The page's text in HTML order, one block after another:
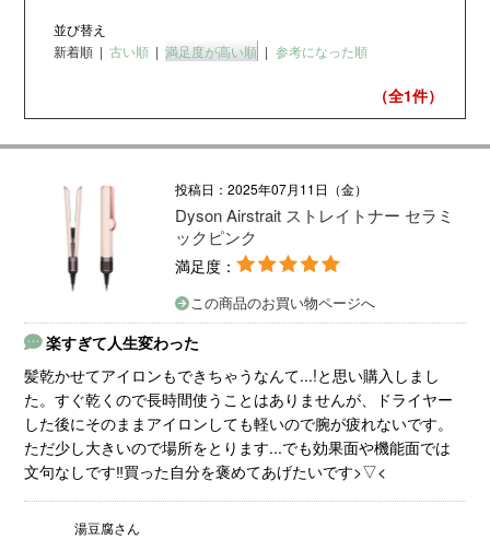
並び替え
新着順 | 古い順 | 満足度が高い順 | 参考になった順
（全1件）
投稿日：2025年07月11日（金）
Dyson Airstrait ストレイトナー セラミ
ックピンク
満足度：
この商品のお買い物ページへ
楽すぎて人生変わった
髪乾かせてアイロンもできちゃうなんて...!と思い購入しまし
た。すぐ乾くので長時間使うことはありませんが、ドライヤー
した後にそのままアイロンしても軽いので腕が疲れないです。
ただ少し大きいので場所をとります...でも効果面や機能面では
文句なしです‼買った自分を褒めてあげたいです>▽<
湯豆腐さん